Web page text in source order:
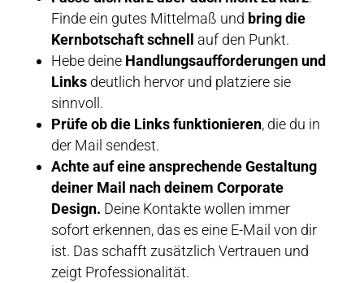
Finde ein gutes Mittelmaß und bring die
Kernbotschaft schnell
auf den Punkt.
Hebe deine Handlungsaufforderungen und
Linksdeutlich hervor und platziere sie
sinnvoll.
Prüfe ob die Links funktionieren, die du in
der Mail sendest.
Achte auf eine ansprechende Gestaltung
deiner Mail nach deinem Corporate
Design. Deine Kontakte wollen immer
sofort erkennen, das es eine E-Mail von dir
ist. Das schafft zusätzlich Vertrauen und
zeigt Professionalität.